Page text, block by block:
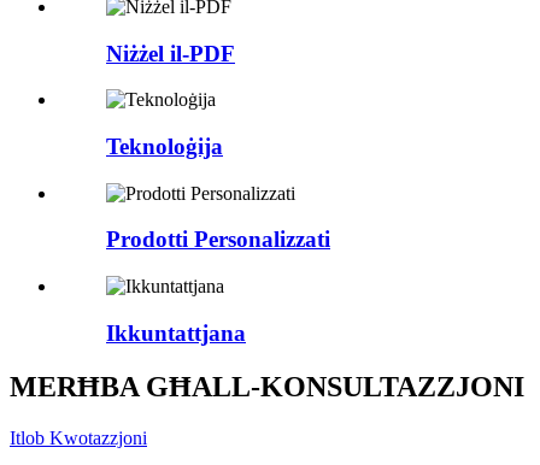
Niżżel il-PDF
Teknoloġija
Prodotti Personalizzati
Ikkuntattjana
MERĦBA GĦALL-KONSULTAZZJONI
Itlob Kwotazzjoni